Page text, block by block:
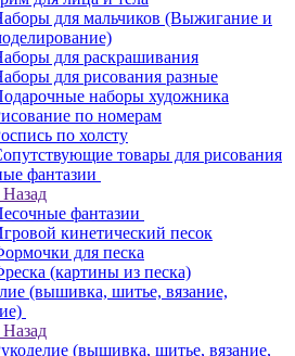
для мальчиков (Выжигание и
для раскрашивания
для рисования разные
наборы художника
по номерам
по холсту
товары для рисования
фантазии
Назад
фантазии
кинетический песок
для песка
(картины из песка)
(вышивка, шитье, вязание,
Назад
(вышивка, шитье, вязание,